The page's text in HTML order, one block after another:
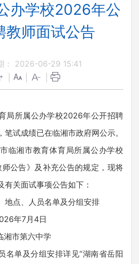
办学校2026年公
教师面试公告
： 2026-06-29 15:41
所属公办学校2026年公开招聘
试成绩已在临湘市政府网公示。
临湘市教育体育局所属公办学校
公告》及补充公告的规定，现将
有关面试事项公告如下：
点、人员名单及分组安排
年7月4日
市第六中学
单及分组安排详见“湖南省岳阳